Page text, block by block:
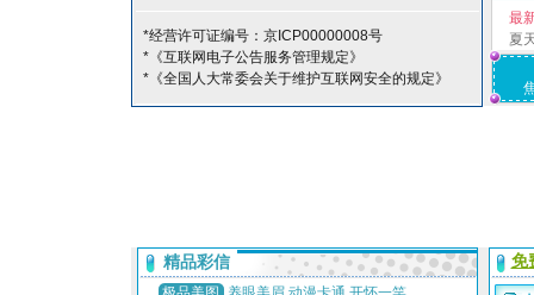
*经营许可证编号：京ICP00000008号
*《互联网电子公告服务管理规定》
*《全国人大常委会关于维护互联网安全的规定》
最
夏